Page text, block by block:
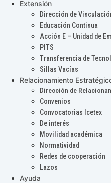
Extensión
Dirección de
Educación Continua
Acción E – Unidad de
PITS
Transferencia de
Sillas Vacías
Relacionamiento
Dirección de
Convenios
Convocatorias Icetex
De interés
Movilidad académica
Normatividad
Redes de cooperación
Lazos
Ayuda